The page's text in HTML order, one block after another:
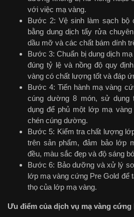
với việc mạ vàng.
Bước 2: Vệ sinh làm sạch bộ
bằng dung dịch tẩy rửa
dầu mỡ và các chất bám dính
Bước 3: Chuẩn bị dung dịch
đúng tỷ lệ và nồng độ quy
vàng có chất lượng tốt và đáp
Bước 4: Tiến hành mạ vàng
cúng dường 8 món, sử dụng
dụng để phủ một lớp mạ
chén cúng dường.
Bước 5: Kiểm tra chất lượng
trên sản phẩm, đảm bảo lớp
đều, màu sắc đẹp và độ sáng
Bước 6: Bảo dưỡng và xử lý
lớp mạ vàng cứng Pre Gold để
thọ của lớp mạ vàng.
Ưu điểm của dịch vụ mạ vàng cứng